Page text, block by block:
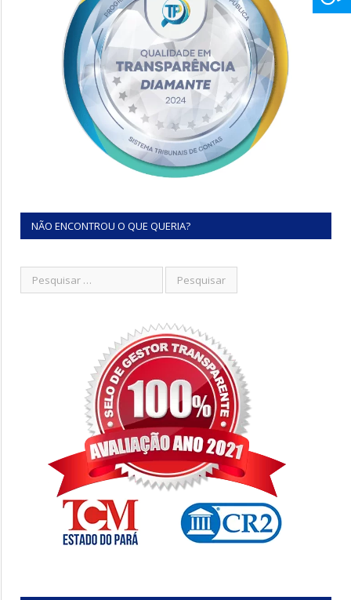
NÃO ENCONTROU O QUE QUERIA?